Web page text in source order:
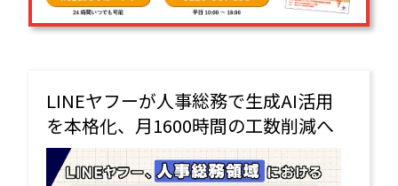
LINEヤフーが人事総務で生成AI活用
を本格化、月1600時間の工数削減へ